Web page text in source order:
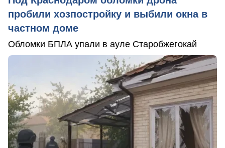
пробили хозпостройку и выбили окна в
частном доме
Обломки БПЛА упали в ауле Старобжегокай